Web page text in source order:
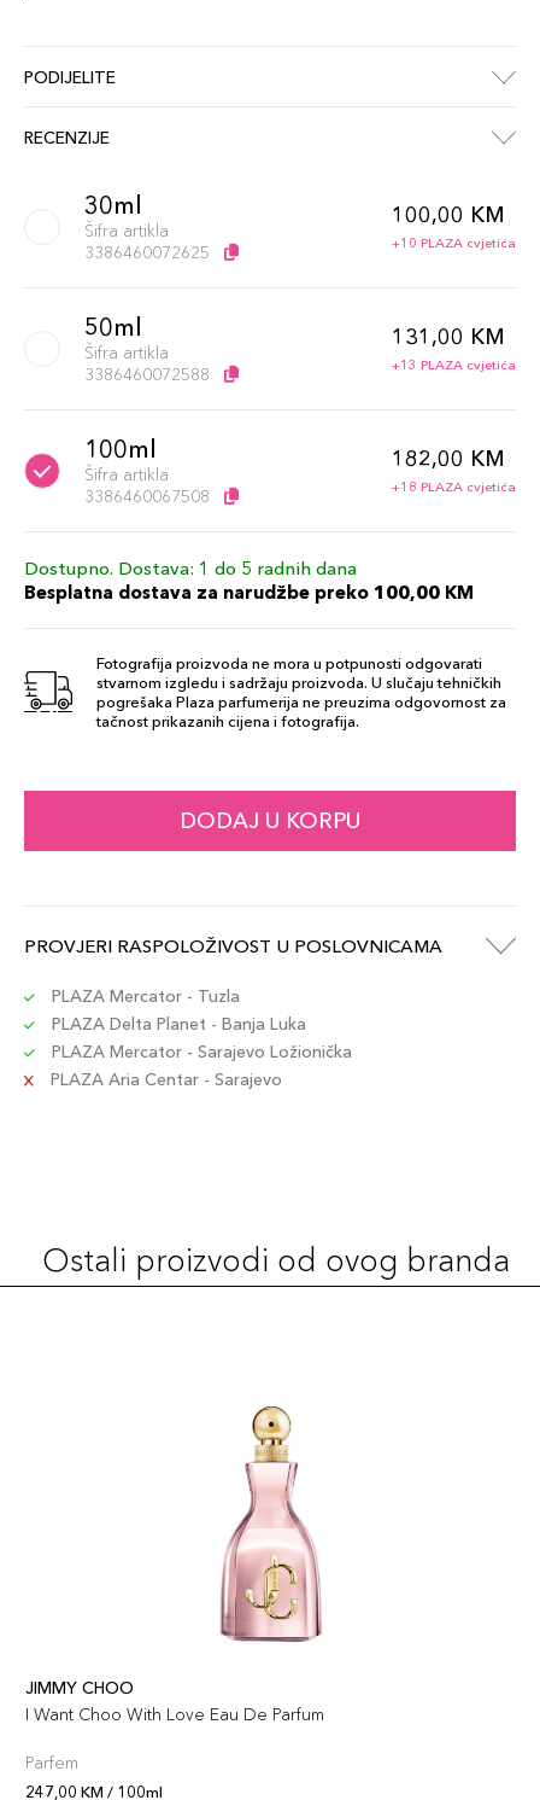
PODIJELITE
RECENZIJE
30ml
Šifra artikla
3386460072625
100,00 KM
+10 PLAZA cvjetića
50ml
Šifra artikla
3386460072588
131,00 KM
+13 PLAZA cvjetića
100ml
Šifra artikla
3386460067508
182,00 KM
+18 PLAZA cvjetića
Dostupno. Dostava: 1 do 5 radnih dana
Besplatna dostava za narudžbe preko 100,00 KM
Fotografija proizvoda ne mora u potpunosti odgovarati
stvarnom izgledu i sadržaju proizvoda. U slučaju tehničkih
pogrešaka Plaza parfumerija ne preuzima odgovornost za
tačnost prikazanih cijena i fotografija.
DODAJ U KORPU
PROVJERI RASPOLOŽIVOST U POSLOVNICAMA
PLAZA Mercator - Tuzla
PLAZA Delta Planet - Banja Luka
PLAZA Mercator - Sarajevo Ložionička
PLAZA Aria Centar - Sarajevo
Ostali proizvodi od ovog branda
JIMMY CHOO
I Want Choo With Love Eau De Parfum
Parfem
247,00 KM / 100ml